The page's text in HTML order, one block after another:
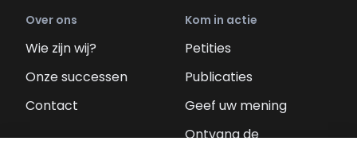
Over ons
Wie zijn wij?
Onze successen
Contact
Kom in actie
Petities
Publicaties
Geef uw mening
Ontvang de